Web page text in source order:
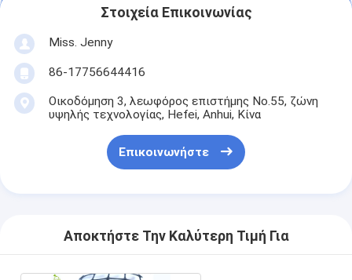
Στοιχεία Επικοινωνίας
Miss. Jenny
86-17756644416
Οικοδόμηση 3, λεωφόρος επιστήμης No.55, ζώνη
υψηλής τεχνολογίας, Hefei, Anhui, Κίνα
Επικοινωνήστε
Αποκτήστε Την Καλύτερη Τιμή Για